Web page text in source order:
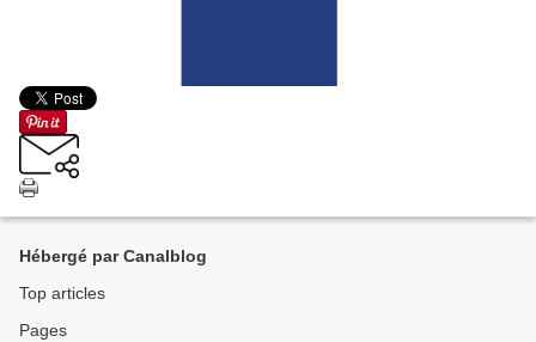
Hébergé par Canalblog
Top articles
Pages